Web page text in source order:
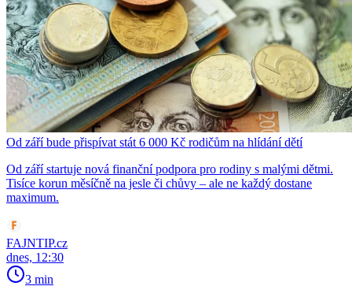
Od září bude přispívat stát 6 000 Kč rodičům na hlídání dětí
Od září startuje nová finanční podpora pro rodiny s malými dětmi.
Tisíce korun měsíčně na jesle či chůvy – ale ne každý dostane
maximum.
FAJNTIP.cz
dnes, 12:30
3 min